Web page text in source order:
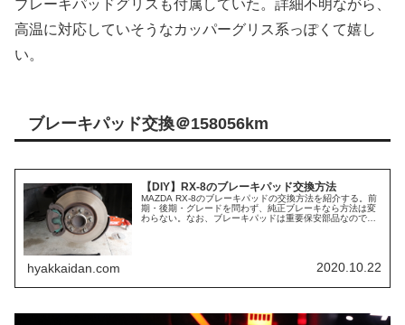
ブレーキパッドグリスも付属していた。詳細不明ながら、
高温に対応していそうなカッパーグリス系っぽくて嬉し
い。
ブレーキパッド交換＠158056km
【DIY】RX-8のブレーキパッド交換方法
MAZDA RX-8のブレーキパッドの交換方法を紹介する。前
期・後期・グレードを問わず、純正ブレーキなら方法は変
わらない。なお、ブレーキパッドは重要保安部品なので、
hyakkaidan.com 2020.10.22